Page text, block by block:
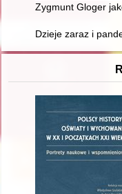
Zygmunt Gloger
Dzieje zaraz i